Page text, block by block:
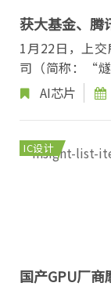
获大基金、腾
创板IPO获受
1月22日，上
司（简称：“
着这家国产AI
AI芯片
IC设计
国产GPU厂